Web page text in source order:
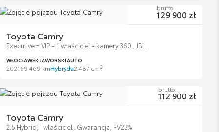
Toyota Camry
Executive + VIP - 1 właściciel - kamery 360 , JBL
WŁOCŁAWEK JAWORSKI AUTO
202169 469 kmHybryda2 487 cm3
brutto
129 900 zł
Toyota Camry
2.5 Hybrid, I właściciel, Gwarancja, FV23%
brutto
112 900 zł